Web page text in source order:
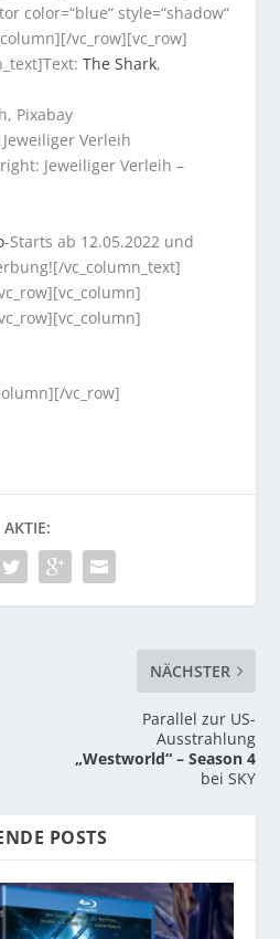
color=“blue“ style=“shadow“
vc_row][vc_row]
The Shark,
Pixabay
Verleih
Jeweiliger Verleih –
-Starts ab 12.05.2022 und
vc_column_text]
vc_row]
AKTIE:
NÄCHSTER
Parallel zur US-
Ausstrahlung
„Westworld“ – Season 4
bei SKY
POSTS